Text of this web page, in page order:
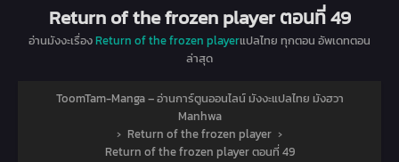
Return of the frozen player ตอนที่ 49
อ่านมังงะเรื่องReturn of the frozen playerแปลไทย ทุกตอน อัพเดทตอน
ล่าสุด
ToomTam-Manga – อ่านการ์ตูนออนไลน์ มังงะแปลไทย มังฮวา
Manhwa
› Return of the frozen player ›
Return of the frozen player ตอนที่ 49